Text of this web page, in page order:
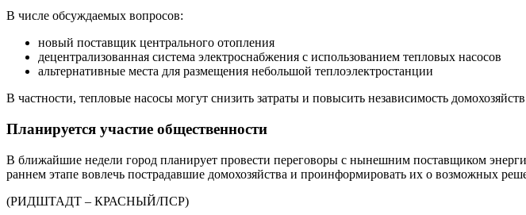
В числе обсуждаемых вопросов:
новый поставщик центрального отопления
децентрализованная система электроснабжения с использованием тепловых насосов
альтернативные места для размещения небольшой теплоэлектростанции
В частности, тепловые насосы могут снизить затраты и повысить независимость
Планируется участие общественности
В ближайшие недели город планирует провести переговоры с нынешним поставщиком
раннем этапе вовлечь пострадавшие домохозяйства и проинформировать их о возможных
(РИДШТАДТ – КРАСНЫЙ/ПСР)